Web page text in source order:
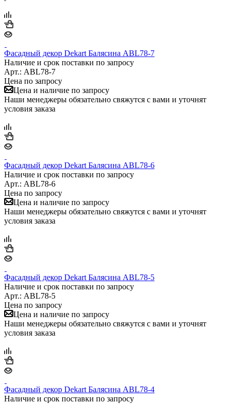
Фасадный декор Dekart Балясина ABL78-7
Наличие и срок поставки по запросу
Арт.: ABL78-7
Цена по запросу
Цена и наличие по запросу
Наши менеджеры обязательно свяжутся с вами и уточнят
условия заказа
Фасадный декор Dekart Балясина ABL78-6
Наличие и срок поставки по запросу
Арт.: ABL78-6
Цена по запросу
Цена и наличие по запросу
Наши менеджеры обязательно свяжутся с вами и уточнят
условия заказа
Фасадный декор Dekart Балясина ABL78-5
Наличие и срок поставки по запросу
Арт.: ABL78-5
Цена по запросу
Цена и наличие по запросу
Наши менеджеры обязательно свяжутся с вами и уточнят
условия заказа
Фасадный декор Dekart Балясина ABL78-4
Наличие и срок поставки по запросу